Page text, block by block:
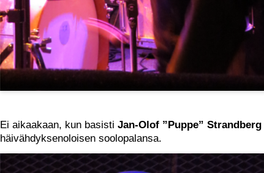
Ei aikaakaan, kun basisti Jan-Olof ”Puppe” Strandberg
häivähdyksenoloisen soolopalansa.